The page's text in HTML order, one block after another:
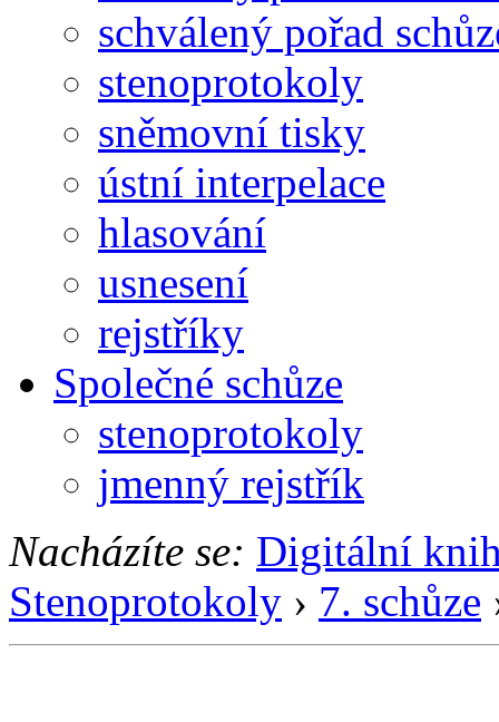
schválený pořad
stenoprotokoly
sněmovní tisky
ústní interpelace
hlasování
usnesení
rejstříky
Společné schůze
stenoprotokoly
jmenný rejstřík
Nacházíte se: Digitální
Stenoprotokoly › 7. schůze